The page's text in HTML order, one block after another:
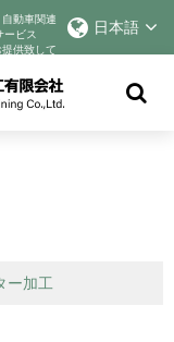
in response to
incentivize better
to help companies
動車関連
ービス
供致して
日本語
ー加工